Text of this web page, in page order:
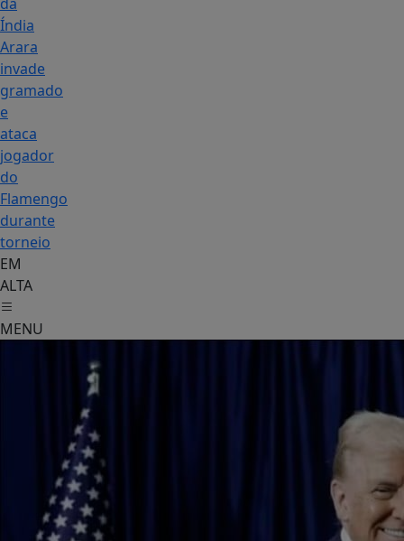
Índia
Arara
invade
gramado
e
ataca
jogador
do
Flamengo
durante
torneio
EM
ALTA
MENU